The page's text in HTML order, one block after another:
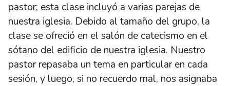
pastor; esta clase incluyó a varias parejas de
nuestra iglesia. Debido al tamaño del grupo, la
clase se ofreció en el salón de catecismo en el
sótano del edificio de nuestra iglesia. Nuestro
pastor repasaba un tema en particular en cada
sesión, y luego, si no recuerdo mal, nos asignaba